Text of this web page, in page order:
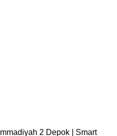
2 Depok | Smart